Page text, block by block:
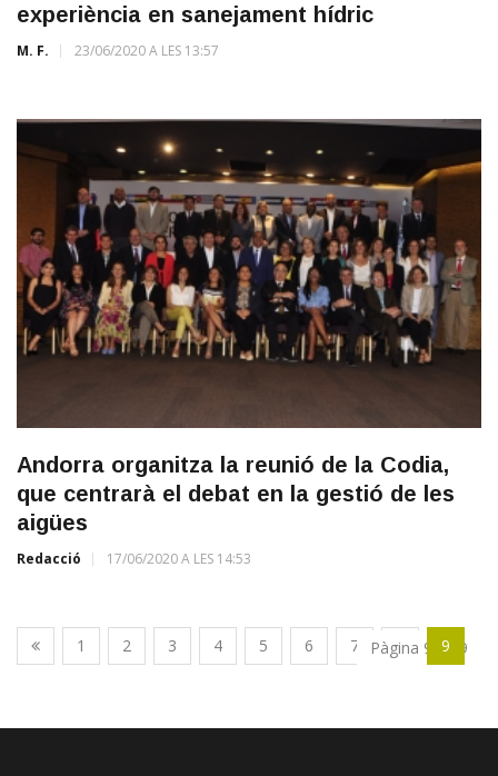
experiència en sanejament hídric
M. F. 23/06/2020 A LES 13:57
Andorra organitza la reunió de la Codia,
que centrarà el debat en la gestió de les
aigües
Redacció 17/06/2020 A LES 14:53
1 2 3 4 5 6 7 8 9
Pàgina 9 de 9